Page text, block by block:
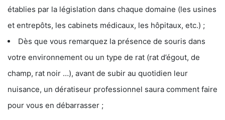
établies par la législation dans chaque domaine (les usines
et entrepôts, les cabinets médicaux, les hôpitaux, etc.) ;
Dès que vous remarquez la présence de souris dans
votre environnement ou un type de rat (rat d’égout, de
champ, rat noir …), avant de subir au quotidien leur
nuisance, un dératiseur professionnel saura comment faire
pour vous en débarrasser ;